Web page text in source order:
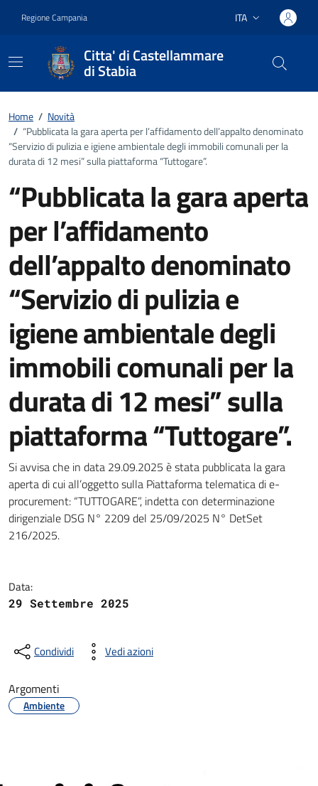
Regione Campania Lingua attiva:
ITA
Citta' di Castellammare
di Stabia
Home / Novità
/ “Pubblicata la gara aperta per l’affidamento dell’appalto denominato
“Servizio di pulizia e igiene ambientale degli immobili comunali per la
durata di 12 mesi” sulla piattaforma “Tuttogare”.
“Pubblicata la gara aperta
per l’affidamento
dell’appalto denominato
“Servizio di pulizia e
igiene ambientale degli
immobili comunali per la
durata di 12 mesi” sulla
piattaforma “Tuttogare”.
Dettagli della notizia
Si avvisa che in data 29.09.2025 è stata pubblicata la gara
aperta di cui all’oggetto sulla Piattaforma telematica di e-
procurement: “TUTTOGARE”, indetta con determinazione
dirigenziale DSG N° 2209 del 25/09/2025 N° DetSet
216/2025.
Data:
29 Settembre 2025
Condividi Vedi azioni
Argomenti
Ambiente